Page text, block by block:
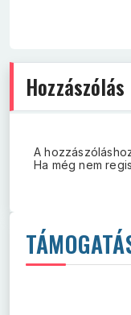
Hozzászólás
A
Ha még nem